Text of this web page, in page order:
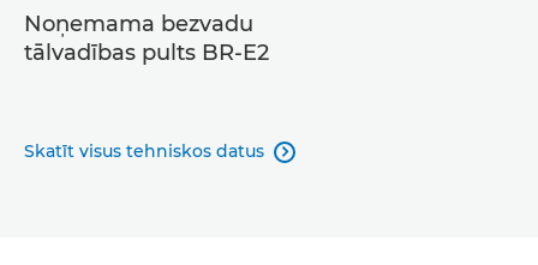
Noņemama bezvadu
tālvadības pults BR-E2
Skatīt visus tehniskos datus 